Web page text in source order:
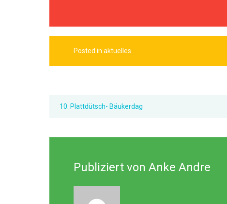
Posted in aktuelles
10. Plattdütsch- Bäukerdag
Publiziert von Anke Andre